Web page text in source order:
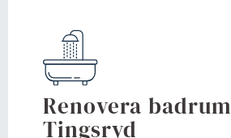
Renovera badrum
Tingsryd